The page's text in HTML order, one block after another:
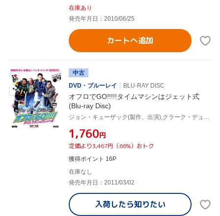
在庫あり
発売年月日：2010/06/25
カートへ追加
中古
DVD・ブルーレイ
BLU-RAY DISC
オフロでGO!!!!!タイムマシンはジェット式
(Blu-ray Disc)
ジョン・キューザック(製作、出演),クラーク・デューク,クレイグ・ロビンソン,スティーヴ・ピンク(監督),クリストフ・ベック(音楽)
¥1,760円
定価より3,467円（66%）おトク
獲得ポイント 16P
在庫なし
発売年月日：2011/03/02
入荷したら知りたい